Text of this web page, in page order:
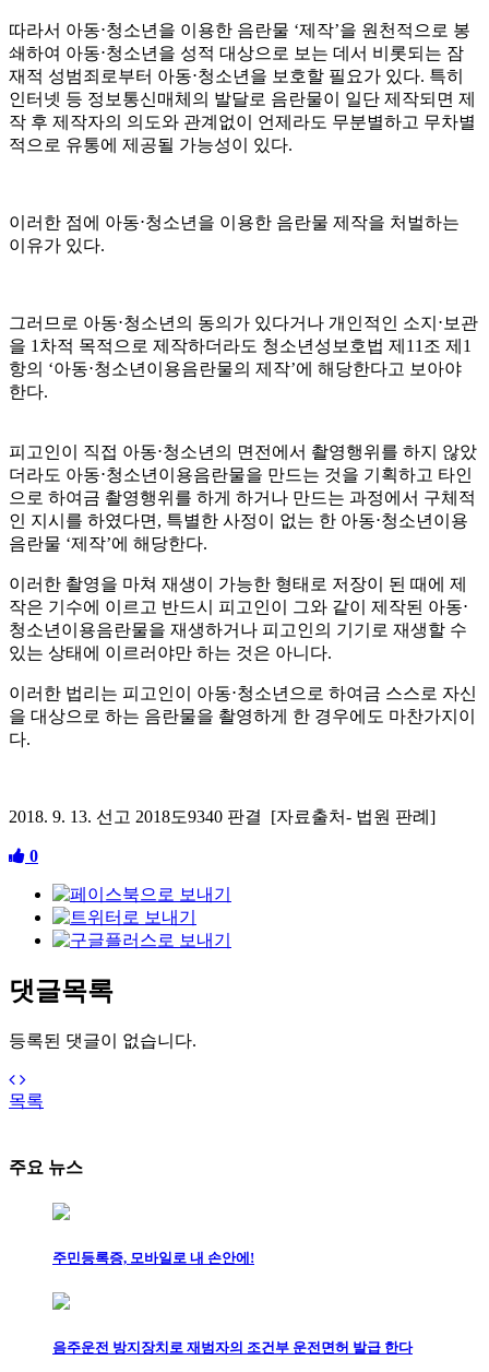
따라서 아동⋅청소년을 이용한 음란물 ‘제작’을 원천적으로 봉
쇄하여 아동⋅청소년을 성적 대상으로 보는 데서 비롯되는 잠
재적 성범죄로부터 아동⋅청소년을 보호할 필요가 있다. 특히
인터넷 등 정보통신매체의 발달로 음란물이 일단 제작되면 제
작 후 제작자의 의도와 관계없이 언제라도 무분별하고 무차별
적으로 유통에 제공될 가능성이 있다.
이러한 점에 아동⋅청소년을 이용한 음란물 제작을 처벌하는
이유가 있다.
그러므로 아동⋅청소년의 동의가 있다거나 개인적인 소지⋅보관
을 1차적 목적으로 제작하더라도 청소년성보호법 제11조 제1
항의 ‘아동⋅청소년이용음란물의 제작’에 해당한다고 보아야
한다.
피고인이 직접 아동⋅청소년의 면전에서 촬영행위를 하지 않았
더라도 아동⋅청소년이용음란물을 만드는 것을 기획하고 타인
으로 하여금 촬영행위를 하게 하거나 만드는 과정에서 구체적
인 지시를 하였다면, 특별한 사정이 없는 한 아동⋅청소년이용
음란물 ‘제작’에 해당한다.
이러한 촬영을 마쳐 재생이 가능한 형태로 저장이 된 때에 제
작은 기수에 이르고 반드시 피고인이 그와 같이 제작된 아동⋅
청소년이용음란물을 재생하거나 피고인의 기기로 재생할 수
있는 상태에 이르러야만 하는 것은 아니다.
이러한 법리는 피고인이 아동⋅청소년으로 하여금 스스로 자신
을 대상으로 하는 음란물을 촬영하게 한 경우에도 마찬가지이
다.
2018. 9. 13. 선고 2018도9340 판결 [자료출처- 법원 판례]
0
댓글목록
등록된 댓글이 없습니다.
목록
주요 뉴스
주민등록증, 모바일로 내 손안에!
음주운전 방지장치로 재범자의 조건부 운전면허 발급 한다